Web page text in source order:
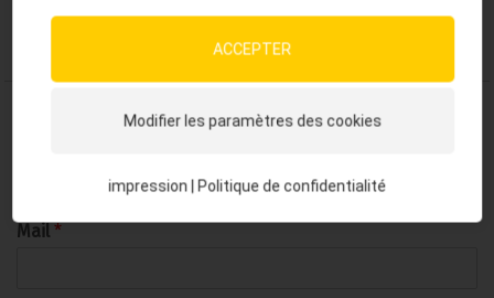
Ligne téléphonique conseil
de 8 á 17h : +49 (0) 9371 940 0
Mail*
ACCEPTER
Modifier les paramètres des cookies
impression | Politique de confidentialité